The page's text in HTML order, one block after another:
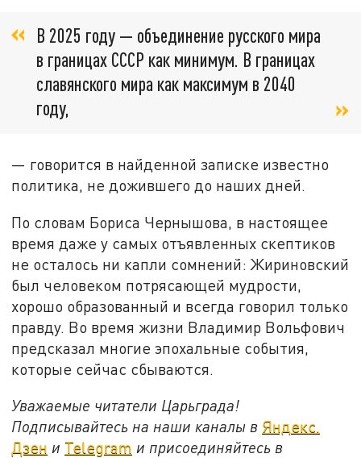
В 2025 году — объединение русского мира
в границах СССР как минимум. В границах
славянского мира как максимум в 2040
году,
— говорится в найденной записке известно
политика, не дожившего до наших дней.
По словам Бориса Чернышова, в настоящее
время даже у самых отъявленных скептиков
не осталось ни капли сомнений: Жириновский
был человеком потрясающей мудрости,
хорошо образованный и всегда говорил только
правду. Во время жизни Владимир Вольфович
предсказал многие эпохальные события,
которые сейчас сбываются.
Уважаемые читатели Царьграда!
Подписывайтесь на наши каналы в Яндекс.
Дзен и Telegram и присоединяйтесь в